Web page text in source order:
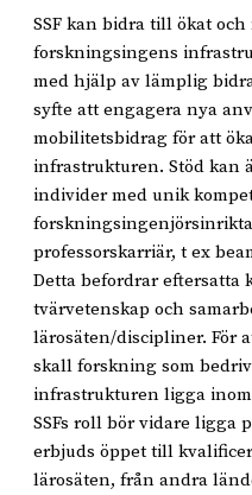
SSF kan bidra till ökat
forskningsingens
med hjälp av lämplig
syfte att engagera nya
mobilitetsbidrag för att
infrastrukturen. Stöd kan
individer med unik
professorskarriär, t ex
Detta befordrar eftersatta
tvärvetenskap och
lärosäten/discipliner. För
skall forskning som
infrastrukturen ligga inom
SSFs roll bör vidare ligga
erbjuds öppet till
lärosäten, från andra